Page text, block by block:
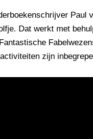
Dat werkt met
zijn